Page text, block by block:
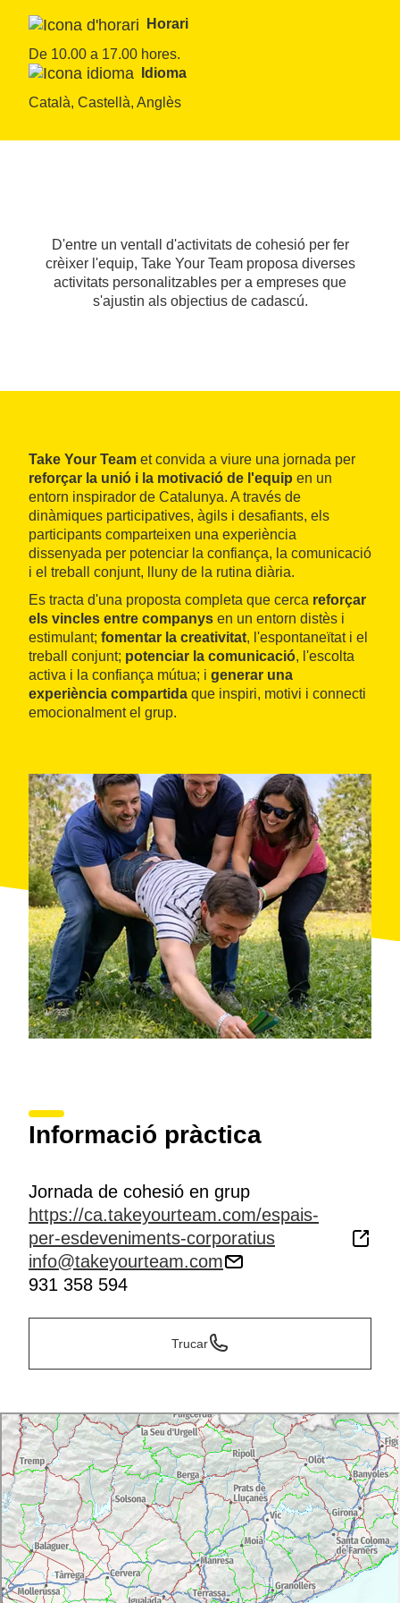
Horari
De 10.00 a 17.00 hores.
Idioma
Català, Castellà, Anglès
D'entre un ventall d'activitats de cohesió per fer
crèixer l'equip, Take Your Team proposa diverses
activitats personalitzables per a empreses que
s'ajustin als objectius de cadascú.
Take Your Team et convida a viure una jornada per
reforçar la unió i la motivació de l'equip en un
entorn inspirador de Catalunya. A través de
dinàmiques participatives, àgils i desafiants, els
participants comparteixen una experiència
dissenyada per potenciar la confiança, la comunicació
i el treball conjunt, lluny de la rutina diària.
Es tracta d'una proposta completa que cerca reforçar
els vincles entre companys en un entorn distès i
estimulant; fomentar la creativitat, l'espontaneïtat i el
treball conjunt; potenciar la comunicació, l'escolta
activa i la confiança mútua; i generar una
experiència compartida que inspiri, motivi i connecti
emocionalment el grup.
Informació pràctica
Jornada de cohesió en grup
https://ca.takeyourteam.com/espais-
per-esdeveniments-corporatius
info@takeyourteam.com
931 358 594
Trucar